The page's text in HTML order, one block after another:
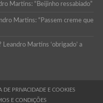
Martins: “Beijinho ressabiado”
Martins: “Passem creme que
Martins ‘obrigado’ a
DE PRIVACIDADE E COOKIES
E CONDIÇÕES